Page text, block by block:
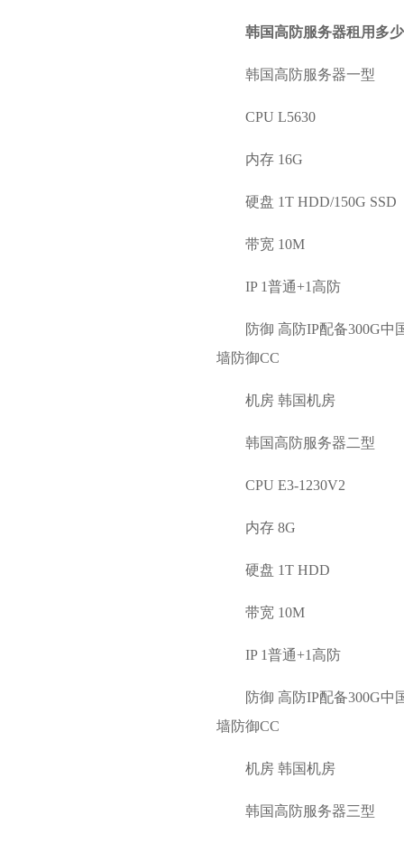
韩国高防服务器租用多
韩国高防服务器一型
CPU L5630
内存 16G
硬盘 1T HDD/150G SSD
带宽 10M
IP 1普通+1高防
防御 高防IP配备300G
墙防御CC
机房 韩国机房
韩国高防服务器二型
CPU E3-1230V2
内存 8G
硬盘 1T HDD
带宽 10M
IP 1普通+1高防
防御 高防IP配备300G
墙防御CC
机房 韩国机房
韩国高防服务器三型